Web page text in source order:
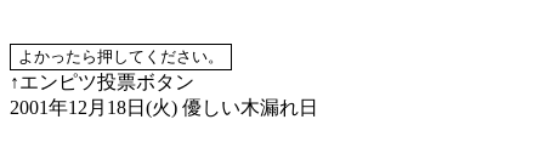
↑エンピツ投票ボタン
2001年12月18日(火) 優しい木漏れ日